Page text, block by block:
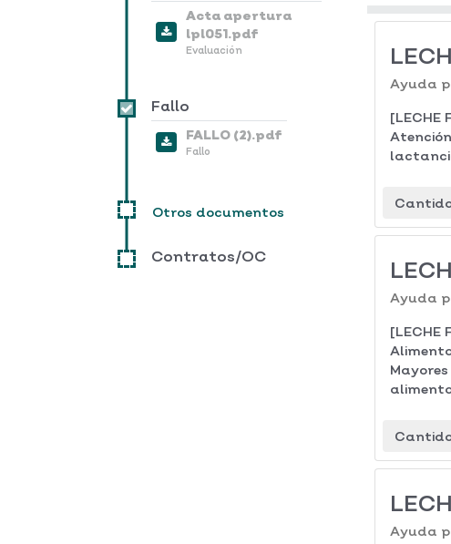
Acta apertura
lpl051.pdf
Evaluación
Fallo
FALLO (2).pdf
Fallo
Otros documentos
Contratos/OC
Ayuda
[LECHE
Ayuda
[LECHE
Ayuda